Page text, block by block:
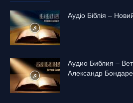
Аудіо Біблія –
Аудио Библия –
Александр